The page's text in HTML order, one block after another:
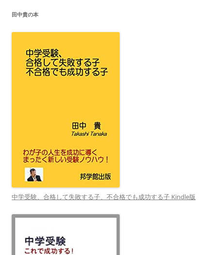
田中貴の本
中学受験、合格して失敗する子、不合格でも成功する子 Kindle版